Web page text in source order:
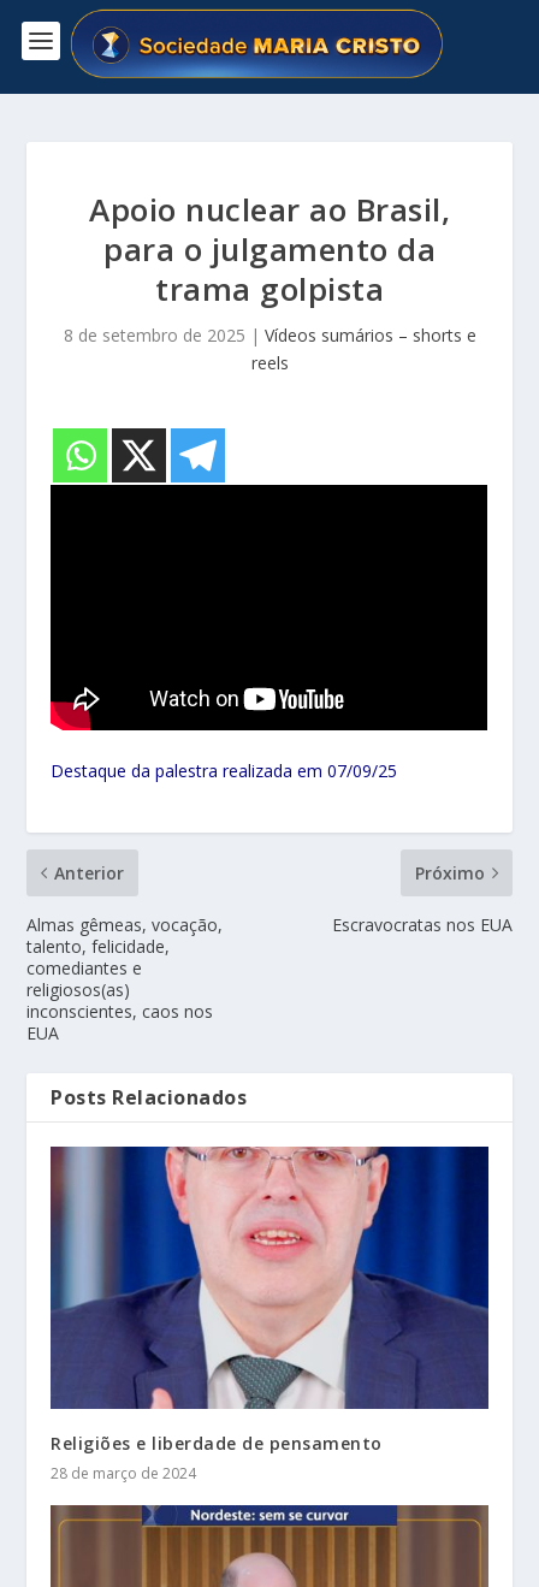
Apoio nuclear ao Brasil,
para o julgamento da
trama golpista
8 de setembro de 2025 | Vídeos sumários – shorts e
reels
Destaque da palestra realizada em 07/09/25
Anterior
Almas gêmeas, vocação,
talento, felicidade,
comediantes e
religiosos(as)
inconscientes, caos nos
EUA
Próximo
Escravocratas nos EUA
Posts Relacionados
Religiões e liberdade de pensamento
28 de março de 2024